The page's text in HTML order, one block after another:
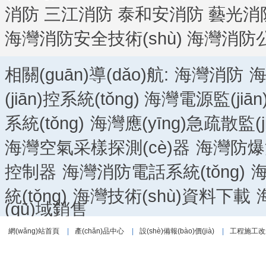
消防 三江消防 泰和安消防 藝光消
海灣消防安全技術(shù) 海灣消防
相關(guān)導(dǎo)航: 海灣消防
(jiān)控系統(tǒng) 海灣電源監
系統(tǒng) 海灣應(yīng)急疏散監
海灣空氣采樣探測(cè)器 海灣防
控制器 海灣消防電話系統(tǒng)
統(tǒng) 海灣技術(shù)資料下載
(qū)域銷售
網(wǎng)站首頁 產(chǎn)品中心 設(shè)備報(bào)價(jià) 工程施工